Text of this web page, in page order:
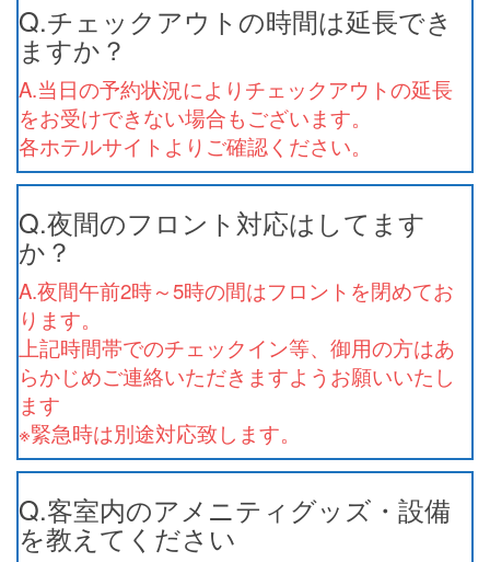
Q.チェックアウトの時間は延長でき
ますか？
A.当日の予約状況によりチェックアウトの延長
をお受けできない場合もございます。
各ホテルサイトよりご確認ください。
Q.夜間のフロント対応はしてます
か？
A.夜間午前2時～5時の間はフロントを閉めてお
ります。
上記時間帯でのチェックイン等、御用の方はあ
らかじめご連絡いただきますようお願いいたし
ます
※緊急時は別途対応致します。
Q.客室内のアメニティグッズ・設備
を教えてください